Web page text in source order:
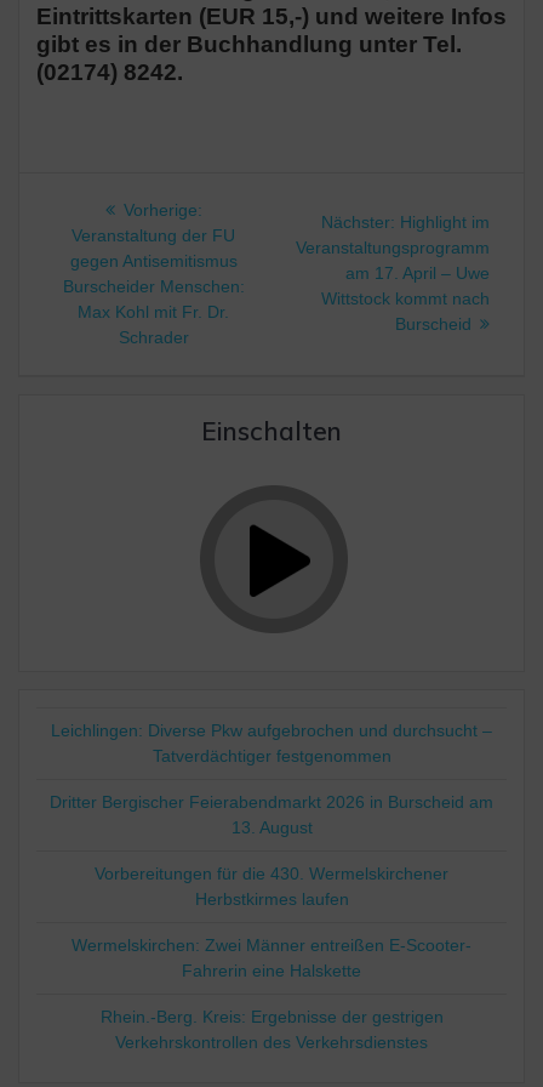
Eintrittskarten (EUR 15,-) und weitere Infos
gibt es in der Buchhandlung unter Tel.
(02174) 8242.
Beitragsnavigation
Vorherige:Vorheriger
Beitrag:
Veranstaltung der FU
gegen Antisemitismus
Burscheider Menschen:
Max Kohl mit Fr. Dr.
Schrader
Nächster: Nächster
Beitrag:
Highlight im
Veranstaltungsprogramm
am 17. April – Uwe
Wittstock kommt nach
Burscheid
Einschalten
Leichlingen: Diverse Pkw aufgebrochen und durchsucht –
Tatverdächtiger festgenommen
Dritter Bergischer Feierabendmarkt 2026 in Burscheid am
13. August
Vorbereitungen für die 430. Wermelskirchener
Herbstkirmes laufen
Wermelskirchen: Zwei Männer entreißen E-Scooter-
Fahrerin eine Halskette
Rhein.-Berg. Kreis: Ergebnisse der gestrigen
Verkehrskontrollen des Verkehrsdienstes